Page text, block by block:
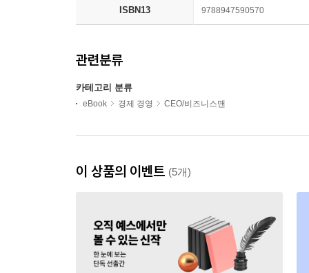
ISBN13 9788947590570
관련분류
카테고리 분류
eBook 경제 경영 CEO/비즈니스맨
이 상품의 이벤트 (5개)